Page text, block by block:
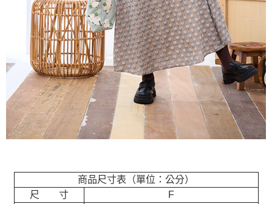
商品尺寸表（單位：公分）
尺 寸
F